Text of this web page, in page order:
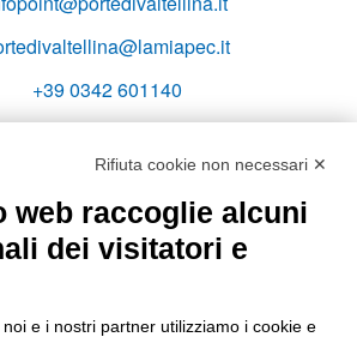
+39 0342 601140
Orari di apertura
Rifiuta cookie non necessari ✕
web raccoglie alcuni
dei visitatori e
e i nostri partner utilizziamo i cookie e